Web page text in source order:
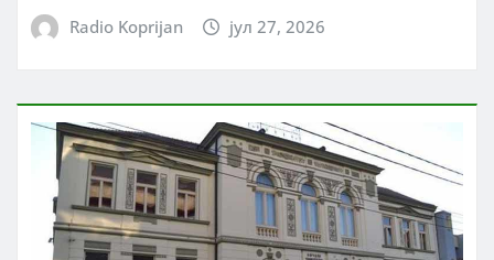
Radio Koprijan јул 27, 2026